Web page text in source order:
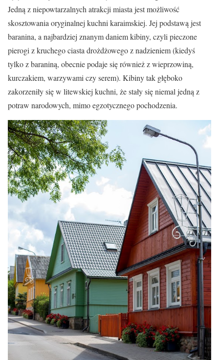
Jedną z niepowtarzalnych atrakcji miasta jest możliwość
skosztowania oryginalnej kuchni karaimskiej. Jej podstawą jest
baranina, a najbardziej znanym daniem kibiny, czyli pieczone
pierogi z kruchego ciasta drożdżowego z nadzieniem (kiedyś
tylko z baraniną, obecnie podaje się również z wieprzowiną,
kurczakiem, warzywami czy serem). Kibiny tak głęboko
zakorzeniły się w litewskiej kuchni, że stały się niemal jedną z
potraw narodowych, mimo egzotycznego pochodzenia.